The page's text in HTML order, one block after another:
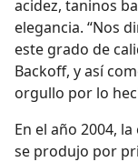
acidez, taninos
elegancia. “Nos
este grado de
Backoff, y así
orgullo por lo
En el año 2004,
se produjo por